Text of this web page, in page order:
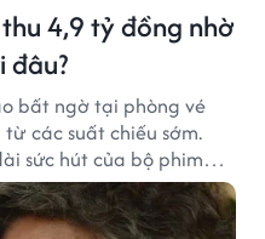
4,9 tỷ đồng nhờ
đâu?
bất ngờ tại phòng vé
các suất chiếu sớm.
sức hút của bộ phim
7.300 tỷ đồng ở nước